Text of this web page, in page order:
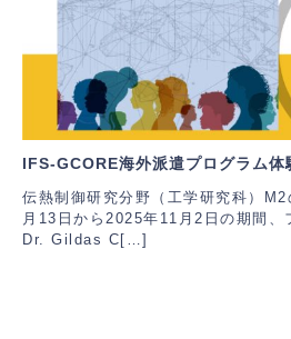
IFS-GCORE海外派遣プログラム
伝熱制御研究分野（工学研究科）
月13日から2025年11月2日の期間
Dr. Gildas C[…]